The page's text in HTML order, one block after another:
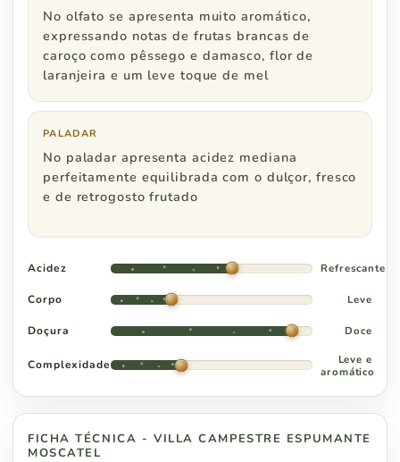
Região Centro Oeste Pedidos a partir de
Distrito Federal
Goiás R$ 1.000
No olfato se apresenta muito aromático,
expressando notas de frutas brancas de
caroço como pêssego e damasco, flor de
laranjeira e um leve toque de mel
PALADAR
No paladar apresenta acidez mediana
perfeitamente equilibrada com o dulçor, fresco
e de retrogosto frutado
Acidez Refrescante
Corpo Leve
Doçura Doce
Complexidade
Leve e
aromático
FICHA TÉCNICA - VILLA CAMPESTRE ESPUMANTE
MOSCATEL